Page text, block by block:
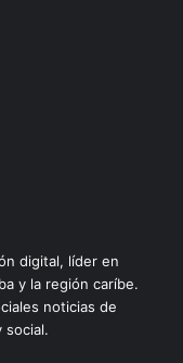
digital, líder en
y la región caríbe.
noticias de
social.